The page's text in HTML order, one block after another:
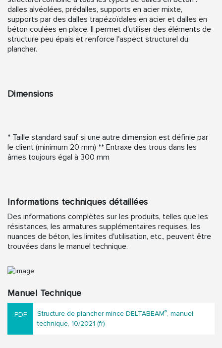
dalles alvéolées, prédalles, supports en acier mixte,
supports par des dalles trapézoïdales en acier et dalles en
béton coulées en place. Il permet d'utiliser des éléments de
structure peu épais et renforce l'aspect structurel du
plancher.
Dimensions
* Taille standard sauf si une autre dimension est définie par
le client (minimum 20 mm) ** Entraxe des trous dans les
âmes toujours égal à 300 mm
Informations techniques détaillées
Des informations complètes sur les produits, telles que les
résistances, les armatures supplémentaires requises, les
nuances de béton, les limites d'utilisation, etc., peuvent être
trouvées dans le manuel technique.
Manuel Technique
Structure de plancher mince DELTABEAM®, manuel
technique, 10/2021 (fr)